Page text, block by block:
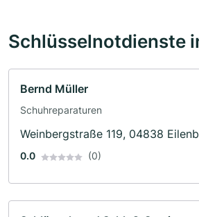
Schlüsselnotdienste
Bernd Müller
Schuhreparaturen
Weinbergstraße 119, 04838
0.0 (0)